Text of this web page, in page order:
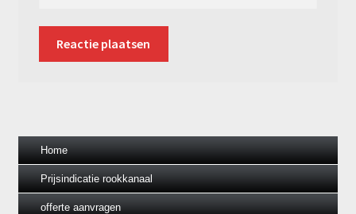
Home
Prijsindicatie rookkanaal
offerte aanvragen